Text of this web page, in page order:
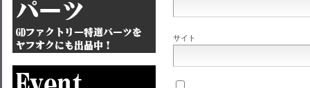
サイト